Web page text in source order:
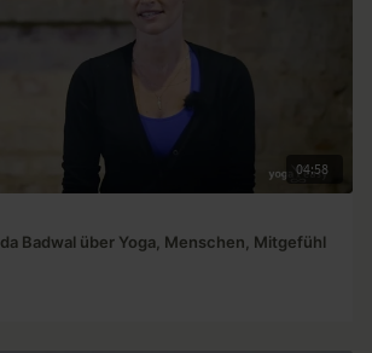
04:58
Badwal über Yoga, Menschen, Mitgefühl